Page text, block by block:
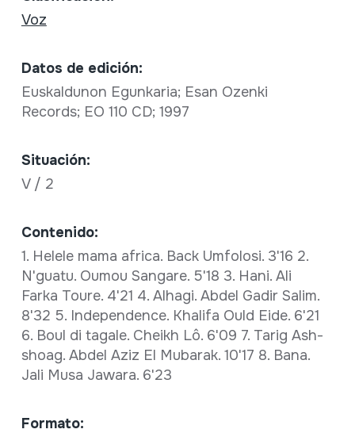
Voz
Datos de edición:
Euskaldunon Egunkaria; Esan Ozenki
Records; EO 110 CD; 1997
Situación:
V / 2
Contenido:
1. Helele mama africa. Back Umfolosi. 3'16 2.
N'guatu. Oumou Sangare. 5'18 3. Hani. Ali
Farka Toure. 4'21 4. Alhagi. Abdel Gadir Salim.
8'32 5. Independence. Khalifa Ould Eide. 6'21
6. Boul di tagale. Cheikh Lô. 6'09 7. Tarig Ash-
shoag. Abdel Aziz El Mubarak. 10'17 8. Bana.
Jali Musa Jawara. 6'23
Formato: